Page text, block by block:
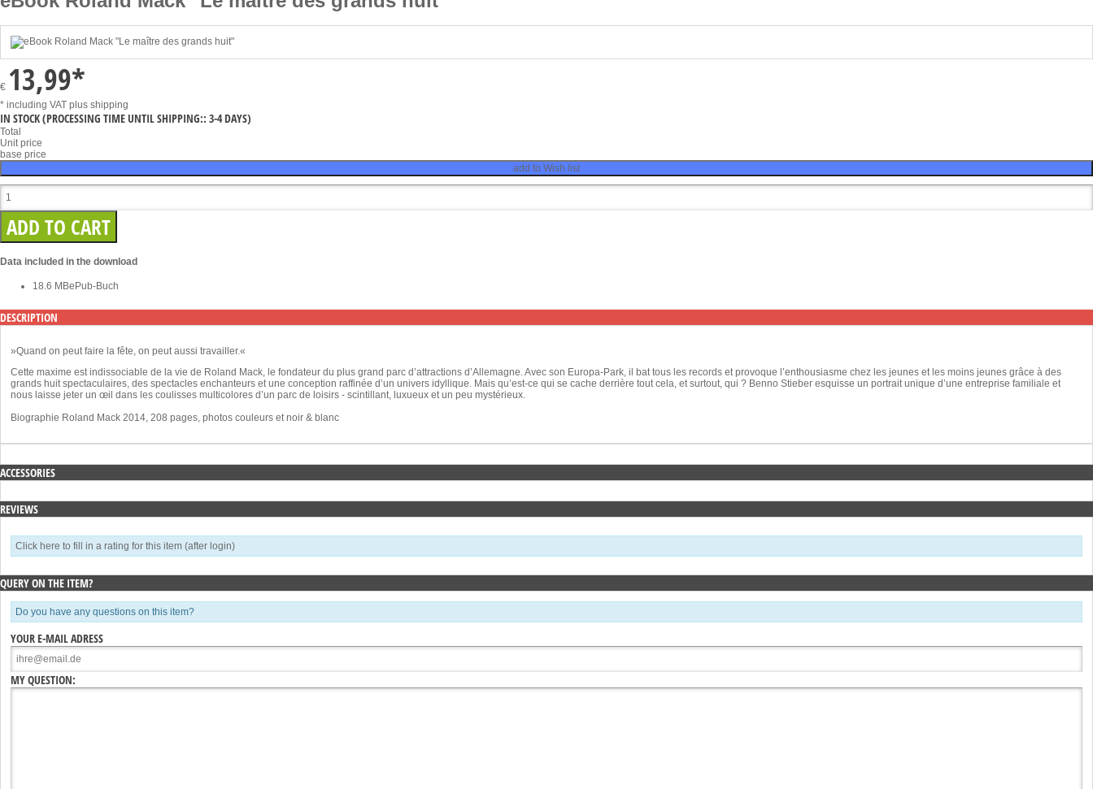
€ 13,99*
* including VAT plus shipping
IN STOCK(PROCESSING TIME UNTIL SHIPPING:: 3-4 DAYS)
Total
Unit price
base price
add to Wish list
Data included in the download
18.6 MBePub-Buch
DESCRIPTION
»Quand on peut faire la fête, on peut aussi travailler.«
Cette maxime est indissociable de la vie de Roland Mack, le fondateur du plus grand parc d’attractions d’Allemagne. Avec son Europa-Park, il bat tous les records et provoque l’enthousiasme chez les jeunes et les moins jeunes grâce à des
grands huit spectaculaires, des spectacles enchanteurs et une conception raffinée d’un univers idyllique. Mais qu’est-ce qui se cache derrière tout cela, et surtout, qui ? Benno Stieber esquisse un portrait unique d’une entreprise familiale et
nous laisse jeter un œil dans les coulisses multicolores d’un parc de loisirs - scintillant, luxueux et un peu mystérieux.
Biographie Roland Mack 2014, 208 pages, photos couleurs et noir & blanc
ACCESSORIES
REVIEWS
Click here to fill in a rating for this item (after login)
QUERY ON THE ITEM?
Do you have any questions on this item?
YOUR E-MAIL ADRESS
MY QUESTION: